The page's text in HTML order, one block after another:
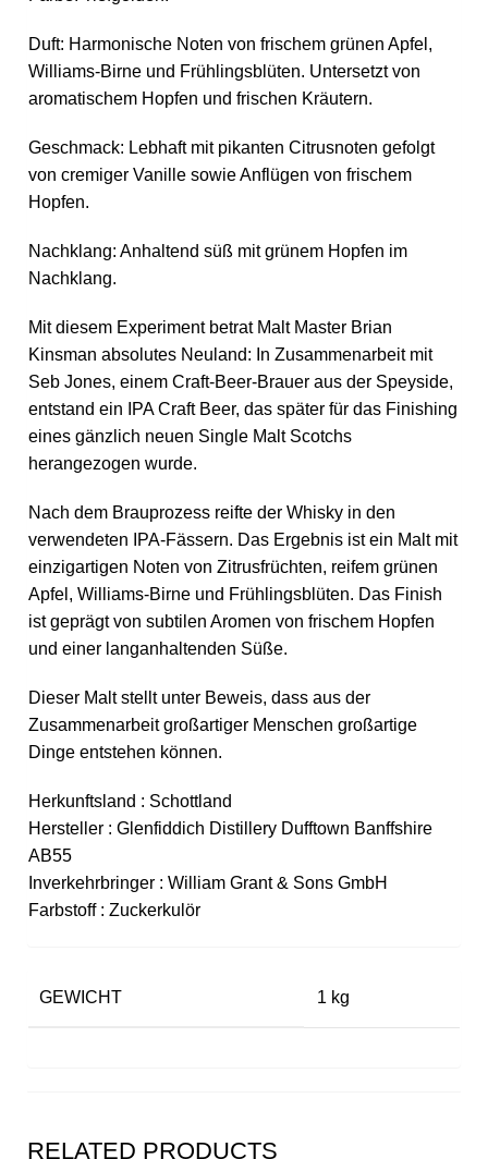
Duft: Harmonische Noten von frischem grünen Apfel,
Williams-Birne und Frühlingsblüten. Untersetzt von
aromatischem Hopfen und frischen Kräutern.
Geschmack: Lebhaft mit pikanten Citrusnoten gefolgt
von cremiger Vanille sowie Anflügen von frischem
Hopfen.
Nachklang: Anhaltend süß mit grünem Hopfen im
Nachklang.
Mit diesem Experiment betrat Malt Master Brian
Kinsman absolutes Neuland: In Zusammenarbeit mit
Seb Jones, einem Craft-Beer-Brauer aus der Speyside,
entstand ein IPA Craft Beer, das später für das Finishing
eines gänzlich neuen Single Malt Scotchs
herangezogen wurde.
Nach dem Brauprozess reifte der Whisky in den
verwendeten IPA-Fässern. Das Ergebnis ist ein Malt mit
einzigartigen Noten von Zitrusfrüchten, reifem grünen
Apfel, Williams-Birne und Frühlingsblüten. Das Finish
ist geprägt von subtilen Aromen von frischem Hopfen
und einer langanhaltenden Süße.
Dieser Malt stellt unter Beweis, dass aus der
Zusammenarbeit großartiger Menschen großartige
Dinge entstehen können.
Herkunftsland : Schottland
Hersteller : Glenfiddich Distillery Dufftown Banffshire
AB55
Inverkehrbringer : William Grant & Sons GmbH
Farbstoff : Zuckerkulör
GEWICHT 1 kg
RELATED PRODUCTS